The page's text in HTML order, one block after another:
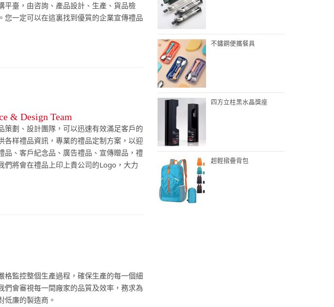
平臺，由咨詢、產品設計、生產、貨品檢
您一定可以在這裏找到優質的企業宣傳禮品
& Design Team
策劃、設計團隊，可以迅速有效滿足客戶的
各样禮品資訊，專業的禮品定制方案，以迎
品、客戶紀念品、廣告禮品、宣傳贈品，禮
們將會在禮品上印上貴公司的Logo，大力
格監控整個生產過程，確保生產的每一個細
們會審視每一間廠家的品質及效率，務求為
低廉的製造商。
不鏽鋼便攜餐具
四方立柱黑水晶獎座
超輕摺疊背包